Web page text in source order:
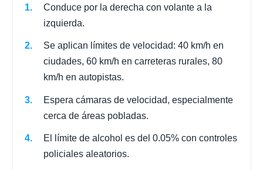
Conduce por la derecha con volante a la
izquierda.
Se aplican límites de velocidad: 40 km/h en
ciudades, 60 km/h en carreteras rurales, 80
km/h en autopistas.
Espera cámaras de velocidad, especialmente
cerca de áreas pobladas.
El límite de alcohol es del 0.05% con controles
policiales aleatorios.